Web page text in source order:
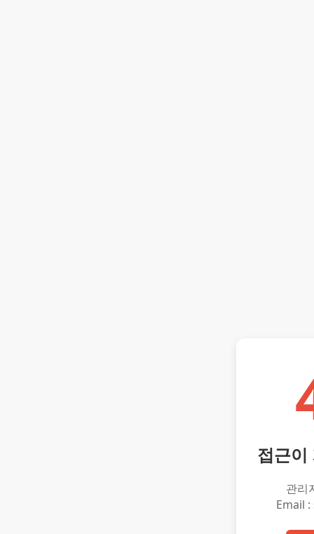
접근이
관리
Email